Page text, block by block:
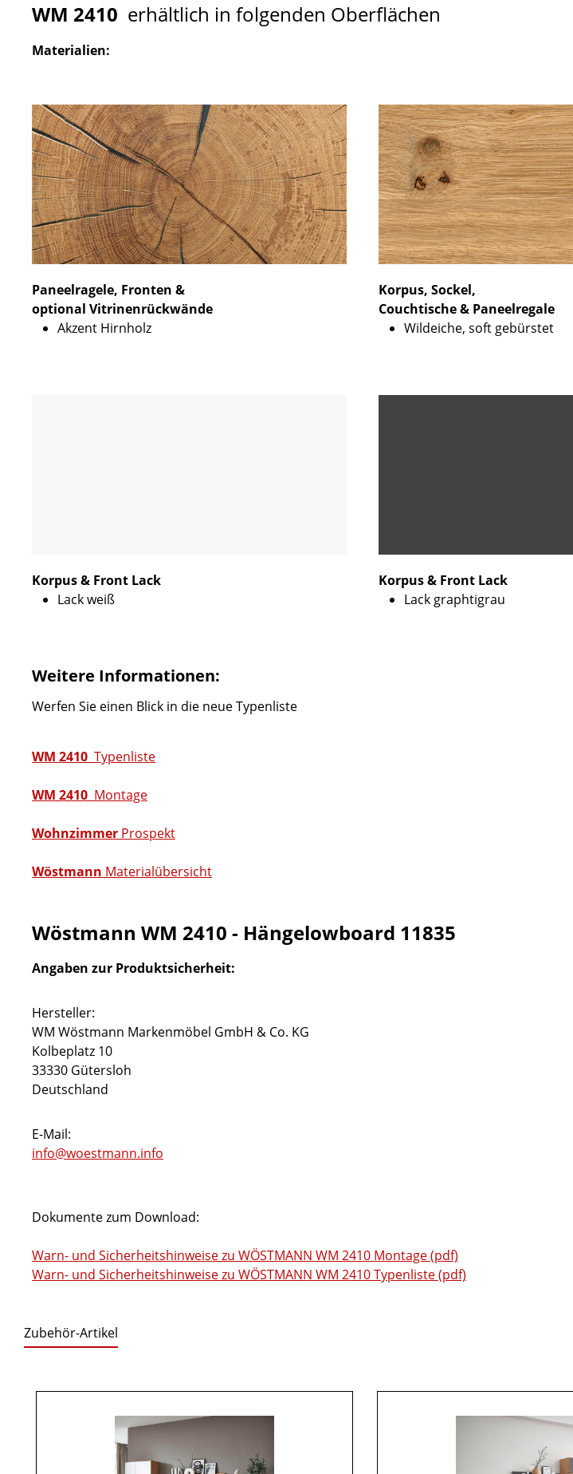
WM 2410 erhältlich in folgenden Oberflächen
Materialien:
Paneelragele, Fronten &
optional Vitrinenrückwände
Akzent Hirnholz
Korpus, Sockel,
Couchtische & Paneelregale
Wildeiche, soft gebürstet
Korpus & Front Lack
Lack weiß
Korpus & Front Lack
Lack graphtigrau
Weitere Informationen:
Werfen Sie einen Blick in die neue Typenliste
WM 2410 Typenliste
WM 2410 Montage
Wohnzimmer Prospekt
Wöstmann Materialübersicht
Wöstmann WM 2410 - Hängelowboard 11835
Angaben zur Produktsicherheit:
Hersteller:
WM Wöstmann Markenmöbel GmbH & Co. KG
Kolbeplatz 10
33330 Gütersloh
Deutschland
E-Mail:
info@woestmann.info
Dokumente zum Download:
Warn- und Sicherheitshinweise zu WÖSTMANN WM 2410 Montage (pdf)
Warn- und Sicherheitshinweise zu WÖSTMANN WM 2410 Typenliste (pdf)
Zubehör-Artikel